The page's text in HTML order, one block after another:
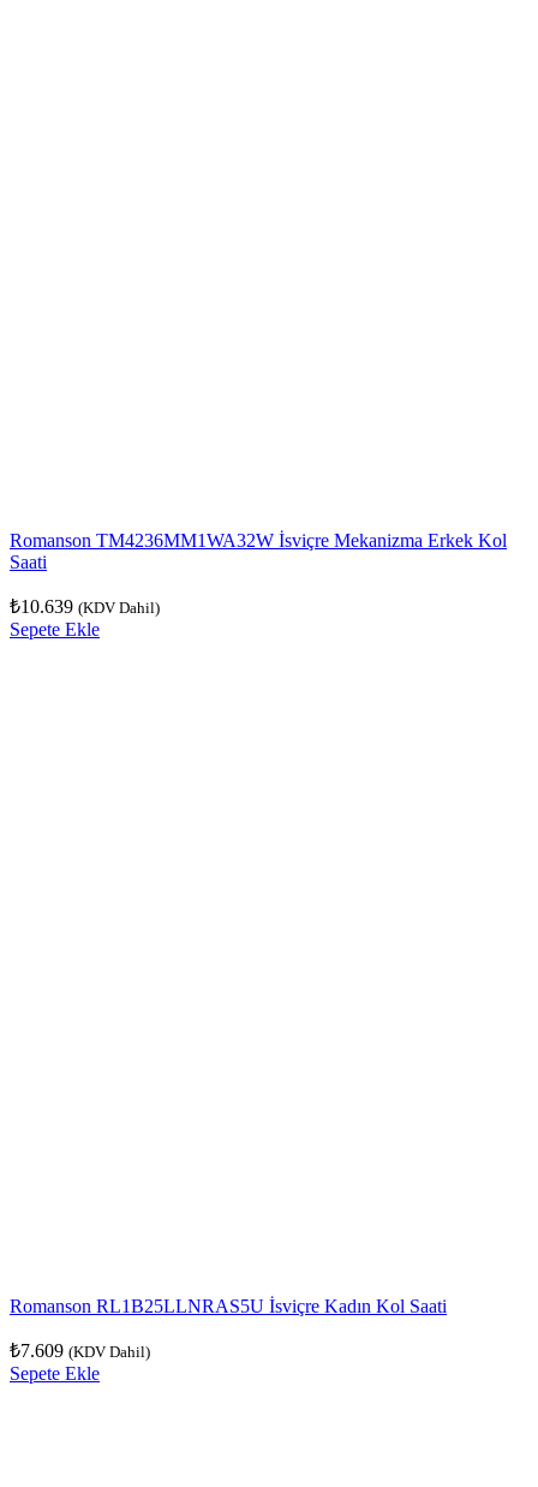
Romanson TM4236MM1WA32W İsviçre Mekanizma Erkek Kol
Saati
₺10.639 (KDV Dahil)
Sepete Ekle
Romanson RL1B25LLNRAS5U İsviçre Kadın Kol Saati
₺7.609 (KDV Dahil)
Sepete Ekle